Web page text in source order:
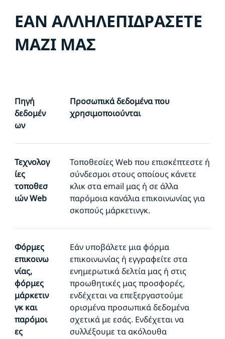
ΕΑΝ ΑΛΛΗΛΕΠΙΔΡΑΣΕΤΕ
ΜΑΖΙ ΜΑΣ
Πηγή
δεδομέν
ων
Προσωπικά δεδομένα που
χρησιμοποιούνται
Τεχνολογ
ίες
τοποθεσ
ιών Web
Τοποθεσίες Web που επισκέπτεστε ή
σύνδεσμοι στους οποίους κάνετε
κλικ στα email μας ή σε άλλα
παρόμοια κανάλια επικοινωνίας για
σκοπούς μάρκετινγκ.
Φόρμες
επικοινω
νίας,
φόρμες
μάρκετιν
γκ και
παρόμοι
ες
Εάν υποβάλετε μια φόρμα
επικοινωνίας ή εγγραφείτε στα
ενημερωτικά δελτία μας ή στις
προωθητικές μας προσφορές,
ενδέχεται να επεξεργαστούμε
ορισμένα προσωπικά δεδομένα
σχετικά με εσάς. Ενδέχεται να
συλλέξουμε τα ακόλουθα